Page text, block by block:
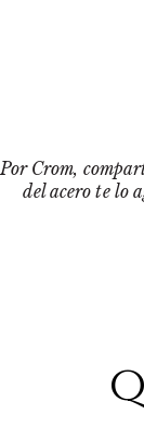
Por Crom,
del acero te lo